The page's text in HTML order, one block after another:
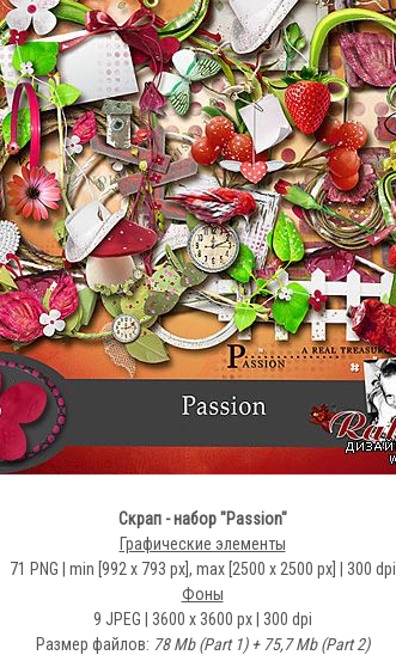
Скрап - набор "Passion"
Графические элементы
71 PNG | min [992 x 793 px], max [2500 x 2500 px] | 300 dpi
Фоны
9 JPEG | 3600 x 3600 px | 300 dpi
Размер файлов: 78 Mb (Part 1) + 75,7 Mb (Part 2)